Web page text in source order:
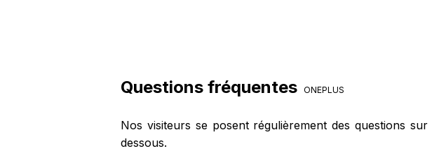
Questions fréquentes ONEPLUS
Nos visiteurs se posent régulièrement des questions
dessous.